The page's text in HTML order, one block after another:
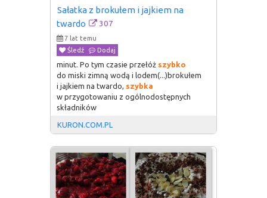
Sałatka z brokułem i jajkiem na
twardo
307
7 lat temu
Śledź
Dodaj
minut. Po tym czasie przełóż szybko
do miski zimną wodą i lodem(...)brokułem
i jajkiem na twardo, szybka
w przygotowaniu z ogólnodostępnych
składników
KURON.COM.PL